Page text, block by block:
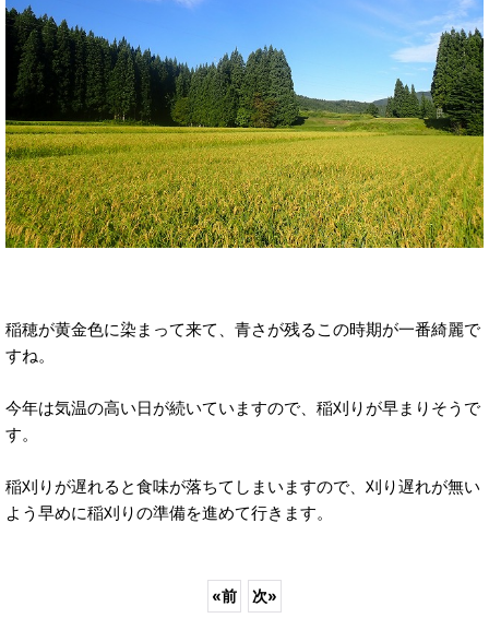
稲穂が黄金色に染まって来て、青さが残るこの時期が一番綺麗で
すね。
今年は気温の高い日が続いていますので、稲刈りが早まりそうで
す。
稲刈りが遅れると食味が落ちてしまいますので、刈り遅れが無い
よう早めに稲刈りの準備を進めて行きます。
«前 次»